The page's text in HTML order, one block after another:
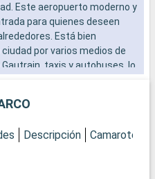
Este aeropuerto moderno y
para quienes deseen
Está bien
por varios medios de
taxis y autobuses, lo
Apartheid es esencial para
Descripción Camarotes